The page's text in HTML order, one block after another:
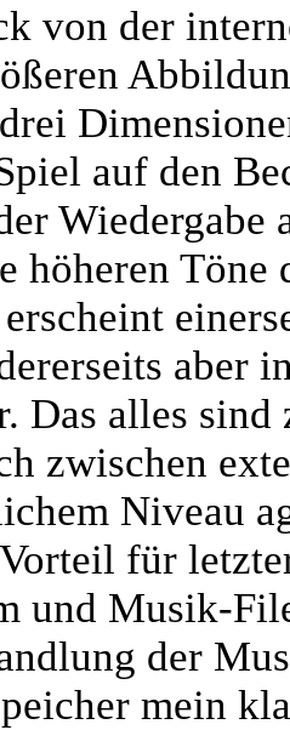
von der
auf den
Wiedergabe
höheren
aber
Das alles
zwischen
Niveau
für
und Musik-
der
mein